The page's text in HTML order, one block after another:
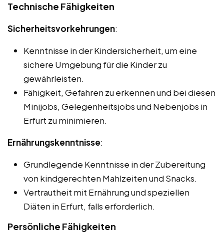
Technische Fähigkeiten
Sicherheitsvorkehrungen:
Kenntnisse in der Kindersicherheit, um eine
sichere Umgebung für die Kinder zu
gewährleisten.
Fähigkeit, Gefahren zu erkennen und bei diesen
Minijobs, Gelegenheitsjobs und Nebenjobs in
Erfurt zu minimieren.
Ernährungskenntnisse:
Grundlegende Kenntnisse in der Zubereitung
von kindgerechten Mahlzeiten und Snacks.
Vertrautheit mit Ernährung und speziellen
Diäten in Erfurt, falls erforderlich.
Persönliche Fähigkeiten